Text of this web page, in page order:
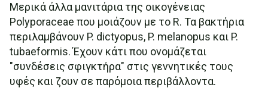
Μερικά άλλα μανιτάρια της οικογένειας
Polyporaceae που μοιάζουν με το R. Τα βακτήρια
περιλαμβάνουν P. dictyopus, P. melanopus και P.
tubaeformis. Έχουν κάτι που ονομάζεται
"συνδέσεις σφιγκτήρα" στις γεννητικές τους
υφές και ζουν σε παρόμοια περιβάλλοντα.